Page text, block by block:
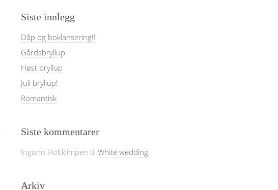
Siste innlegg
Dåp og boklansering!!
Gårdsbryllup
Høst bryllup
Juli bryllup!
Romantisk
Siste kommentarer
Ingunn Holtklimpen til White wedding.
Arkiv